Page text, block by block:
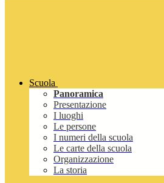
Scuola
Panoramica
Presentazione
I luoghi
Le persone
I numeri della scuola
Le carte della scuola
Organizzazione
La storia